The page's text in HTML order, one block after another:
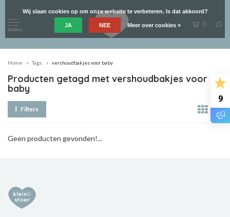
9
MENU
0
Home Tags vershoudbakjes voor baby
Producten getagd met vershoudbakjes voor
baby
Filters
Geen producten gevonden!...
Wij slaan cookies op om onze website te verbeteren. Is dat akkoord?
JA NEE Meer over cookies »